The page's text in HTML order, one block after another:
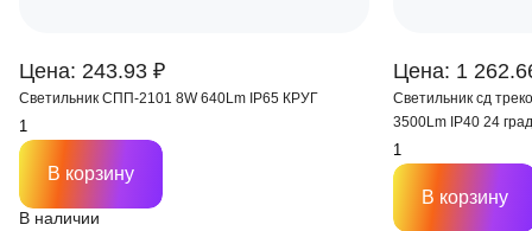
Цена: 243.93 ₽
Светильник СПП-2101 8W 640Lm IP65 КРУГ
В наличии
В корзину
Цена: 1
Светильник сд
3500Lm IP40 24
HOME
В корзину